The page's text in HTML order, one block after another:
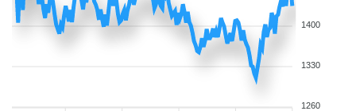
1400
1330
1260